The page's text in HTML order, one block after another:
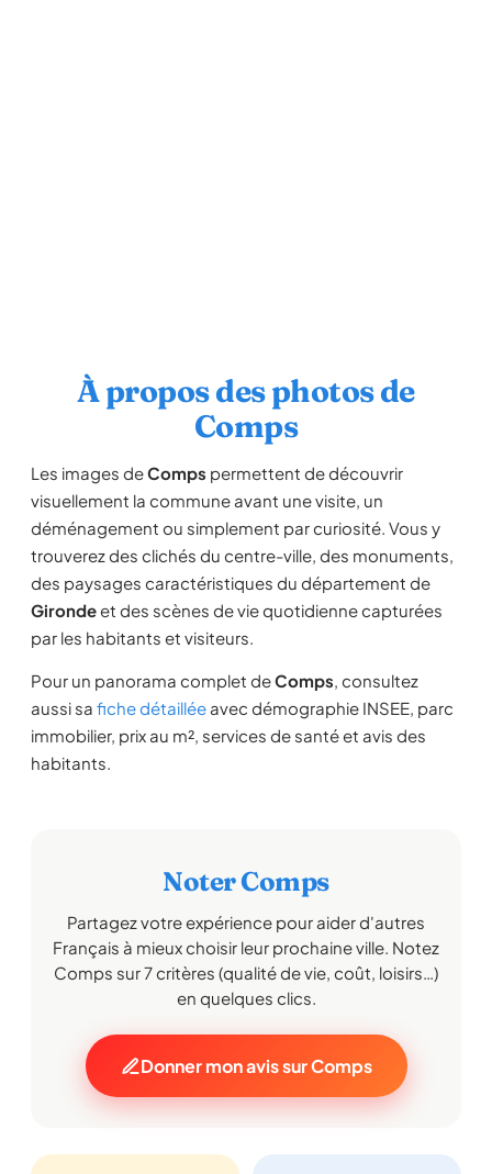
À propos des photos de
Comps
Les images deComps permettent de découvrir
visuellement la commune avant une visite, un
déménagement ou simplement par curiosité. Vous y
trouverez des clichés du centre-ville, des monuments,
des paysages caractéristiques du département de
Girondeet des scènes de vie quotidienne capturées
par les habitants et visiteurs.
Pour un panorama complet deComps, consultez
aussi sa fiche détaillée avec démographie INSEE, parc
immobilier, prix au m², services de santé et avis des
habitants.
Noter Comps
Partagez votre expérience pour aider d'autres
Français à mieux choisir leur prochaine ville. Notez
Comps sur 7 critères (qualité de vie, coût, loisirs…)
en quelques clics.
Donner mon avis sur Comps